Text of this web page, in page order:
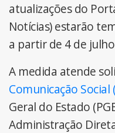
atualizações do
Notícias) estarão
a partir de 4 de
A medida atende
Comunicação Social
Geral do Estado
Administração